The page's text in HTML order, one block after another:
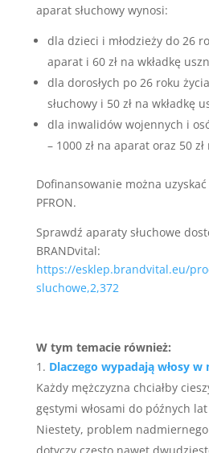
aparat słuchowy wynosi:
dla dzieci i młodzieży do 26
aparat i 60 zł na wkładkę
dla dorosłych po 26 roku
słuchowy i 50 zł na wkładkę
dla inwalidów wojennych i
– 1000 zł na aparat oraz 50
Dofinansowanie można
PFRON.
Sprawdź aparaty słuchowe
BRANDvital:
https://esklep.brandvital.eu/
sluchowe,2,372
W tym temacie również:
Dlaczego wypadają włosy w
Każdy mężczyzna chciałby
gęstymi włosami do późnych
Niestety, problem